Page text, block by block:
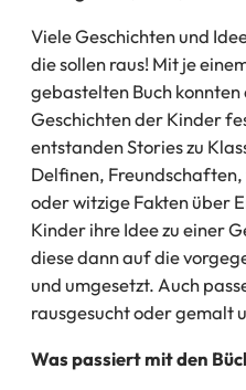
Viele Geschichten und
die sollen raus! Mit je
gebastelten Buch
Geschichten der Kinder
entstanden Stories zu
Delfinen,
oder witzige Fakten über
Kinder ihre Idee zu einer
diese dann auf die
und umgesetzt. Auch
rausgesucht oder gemalt
Was passiert mit den